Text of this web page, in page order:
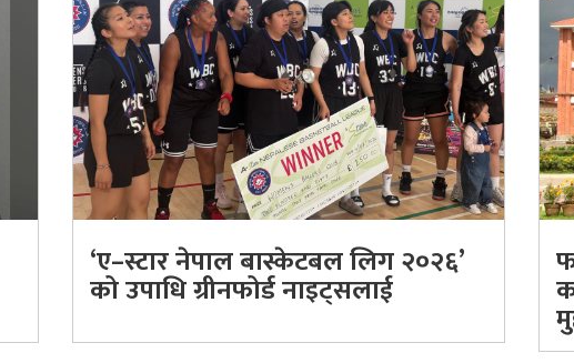
‘ए–स्टार नेपाल बास्केटबल लिग २०२६’
को उपाधि ग्रीनफोर्ड नाइट्सलाई